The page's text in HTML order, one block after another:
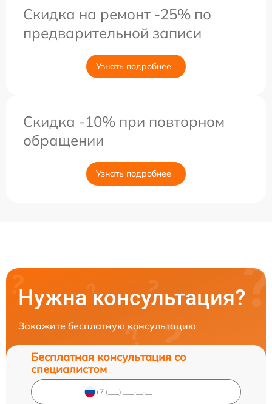
Скидка на ремонт -25% по
предварительной записи
Узнать подробнее
Скидка -10% при повторном
обращении
Узнать подробнее
Нужна консультация?
Закажите бесплатную консультацию
Бесплатная консультация со
специалистом